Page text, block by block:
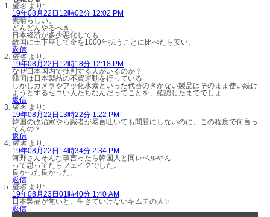
匿名 より:
19年08月22日12時02分 12:02 PM
素晴らしい。
どんどんやるべき。
日本経済が多少悪化しても
敵国に土下座して金を1000年払うことに比べたら安い。
返信
匿名 より:
19年08月22日12時18分 12:18 PM
なぜ日本国内で批判する人がいるのか？
韓国は日本製品の不買運動を行っている
しかしカメラやフッ化水素といった代替のきかない製品はそのまま使い続け
ようとするセコい人たちなんだってことを、確認したまででしょ
返信
匿名 より:
19年08月22日13時22分 1:22 PM
韓国の政治家やら識者が暴言吐いても問題にしないのに、この程度で何言っ
てんの？
返信
匿名 より:
19年08月22日14時34分 2:34 PM
河野さんそんな事言ったら韓国人と同レベルやん
って思ってたらフェイクでした。
良かった良かった。
返信
匿名 より:
19年08月23日01時40分 1:40 AM
日本製品が無いと、生きていけないキムチの人✨
返信